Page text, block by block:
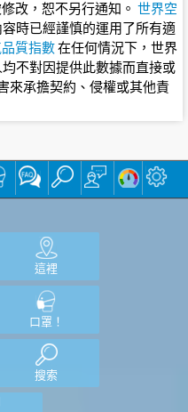
改，恕不另行通知。 世界空
時已經謹慎的運用了所有適
質指數在任何情況下，世界
不對因提供此數據而直接或
來承擔契約、侵權或其他責
這裡
口罩！
搜索